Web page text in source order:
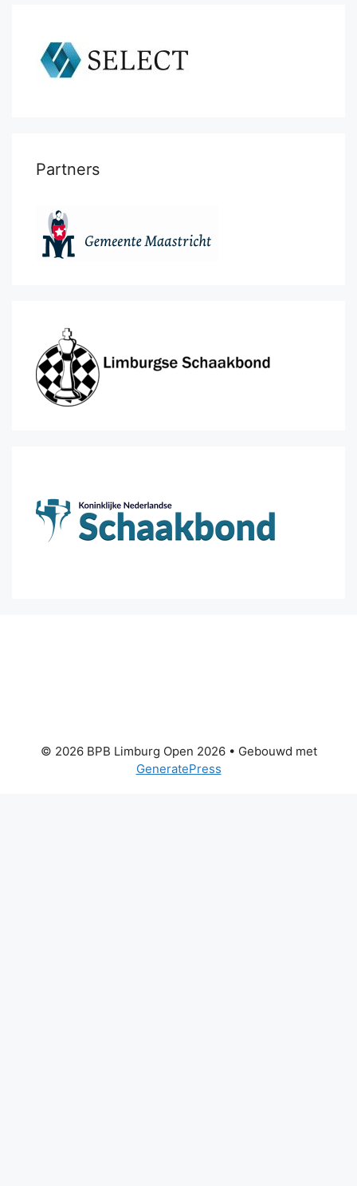
Partners
© 2026 BPB Limburg Open 2026• Gebouwd met
GeneratePress